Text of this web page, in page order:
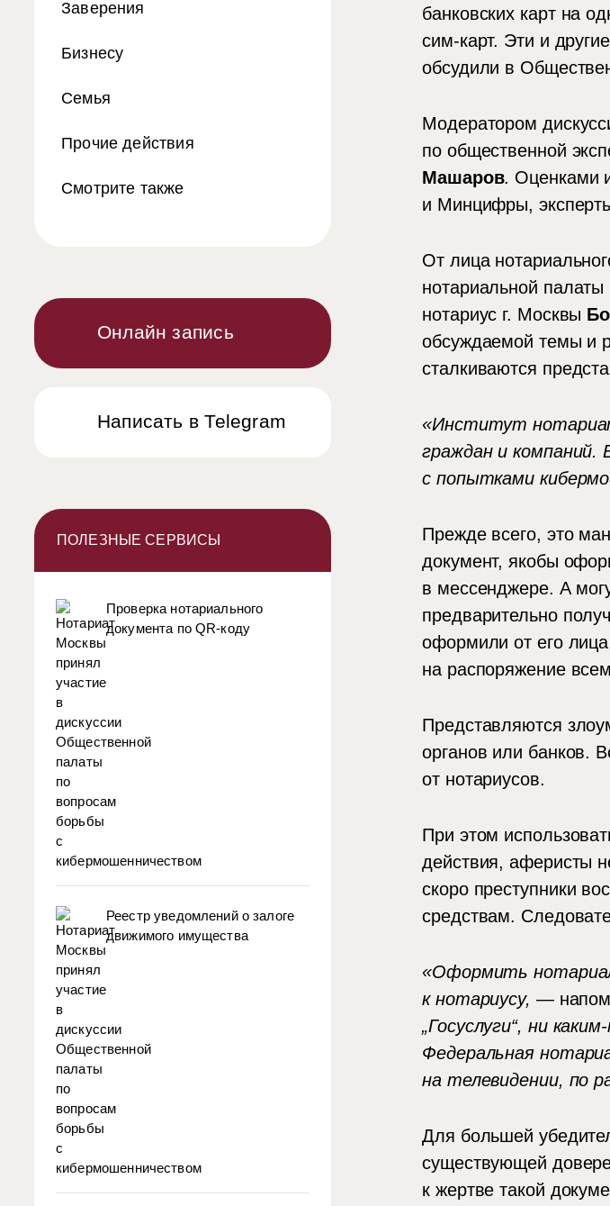
Заверения
Бизнесу
Семья
Прочие действия
Смотрите также
Онлайн запись
Написать в Telegram
ПОЛЕЗНЫЕ СЕРВИСЫ
Проверка нотариального
документа по QR-коду
Реестр уведомлений о залоге
движимого имущества
банковских карт на
сим-карт. Эти и
обсудили в
Модератором
по общественной
Машаров. Оценками
и Минцифры,
От лица
нотариальной
нотариус г. Москвы
обсуждаемой темы и
сталкиваются
«Институт
граждан и компаний.
с попытками
Прежде всего, это
документ, якобы
в мессенджере. А
предварительно
оформили от его
на распоряжение
Представляются
органов или банков.
от нотариусов.
При этом
действия, аферисты
скоро преступники
средствам.
«Оформить
к нотариусу, —
„Госуслуги“, ни
Федеральная
на телевидении, по
Для большей
существующей
к жертве такой